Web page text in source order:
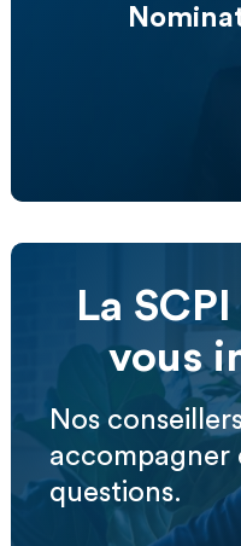
La SCPI
vous
Nos
accompagner
questions.